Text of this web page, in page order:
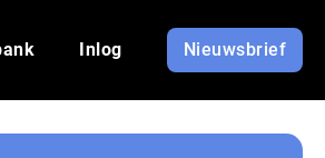
Inlog Nieuwsbrief